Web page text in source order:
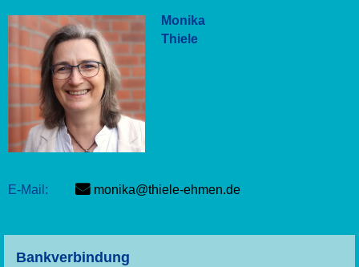
Monika
Thiele
E-Mail: monika@thiele-ehmen.de
Bankverbindung